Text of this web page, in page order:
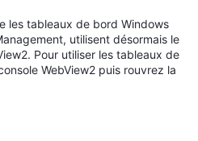
les tableaux de bord Windows
utilisent désormais le
Pour utiliser les tableaux de
WebView2 puis rouvrez la